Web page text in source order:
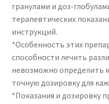
гранулами и доз-
терапевтических
инструкций.
*Особенность этих
способности лечить
невозможно определить
точную дозировку для
*Показания и дозировку